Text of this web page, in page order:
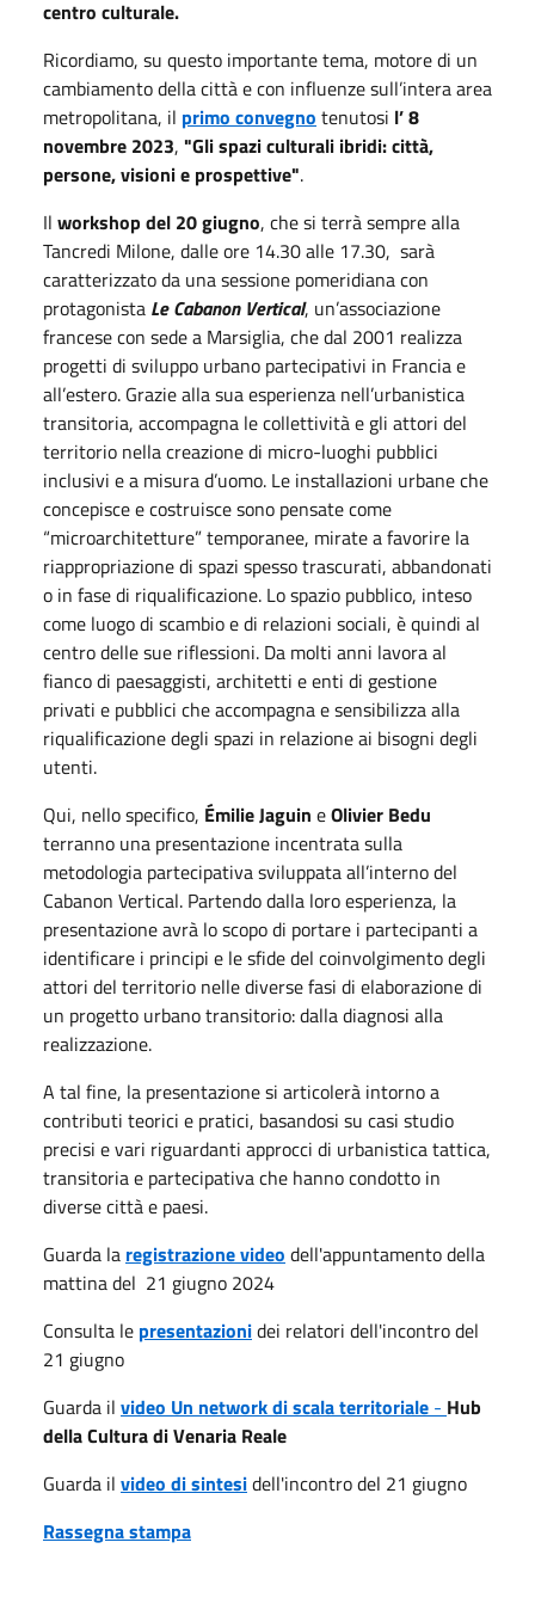
centro culturale.
Ricordiamo, su questo importante tema, motore di un
cambiamento della città e con influenze sull’intera area
metropolitana, il primo convegno tenutosi l’ 8
novembre 2023, "Gli spazi culturali ibridi: città,
persone, visioni e prospettive".
Il workshop del 20 giugno, che si terrà sempre alla
Tancredi Milone, dalle ore 14.30 alle 17.30, sarà
caratterizzato da una sessione pomeridiana con
protagonista Le Cabanon Vertical, un’associazione
francese con sede a Marsiglia, che dal 2001 realizza
progetti di sviluppo urbano partecipativi in Francia e
all’estero. Grazie alla sua esperienza nell’urbanistica
transitoria, accompagna le collettività e gli attori del
territorio nella creazione di micro-luoghi pubblici
inclusivi e a misura d’uomo. Le installazioni urbane che
concepisce e costruisce sono pensate come
“microarchitetture” temporanee, mirate a favorire la
riappropriazione di spazi spesso trascurati, abbandonati
o in fase di riqualificazione. Lo spazio pubblico, inteso
come luogo di scambio e di relazioni sociali, è quindi al
centro delle sue riflessioni. Da molti anni lavora al
fianco di paesaggisti, architetti e enti di gestione
privati e pubblici che accompagna e sensibilizza alla
riqualificazione degli spazi in relazione ai bisogni degli
utenti.
Qui, nello specifico, Émilie Jaguin eOlivier Bedu
terranno una presentazione incentrata sulla
metodologia partecipativa sviluppata all’interno del
Cabanon Vertical. Partendo dalla loro esperienza, la
presentazione avrà lo scopo di portare i partecipanti a
identificare i principi e le sfide del coinvolgimento degli
attori del territorio nelle diverse fasi di elaborazione di
un progetto urbano transitorio: dalla diagnosi alla
realizzazione.
A tal fine, la presentazione si articolerà intorno a
contributi teorici e pratici, basandosi su casi studio
precisi e vari riguardanti approcci di urbanistica tattica,
transitoria e partecipativa che hanno condotto in
diverse città e paesi.
Guarda la registrazione video dell'appuntamento della
mattina del 21 giugno 2024
Consulta le presentazionidei relatori dell'incontro del
21 giugno
Guarda il video Un network di scalaterritoriale - Hub
della Cultura di Venaria Reale
Guarda il video di sintesidell'incontro del 21 giugno
Rassegna stampa